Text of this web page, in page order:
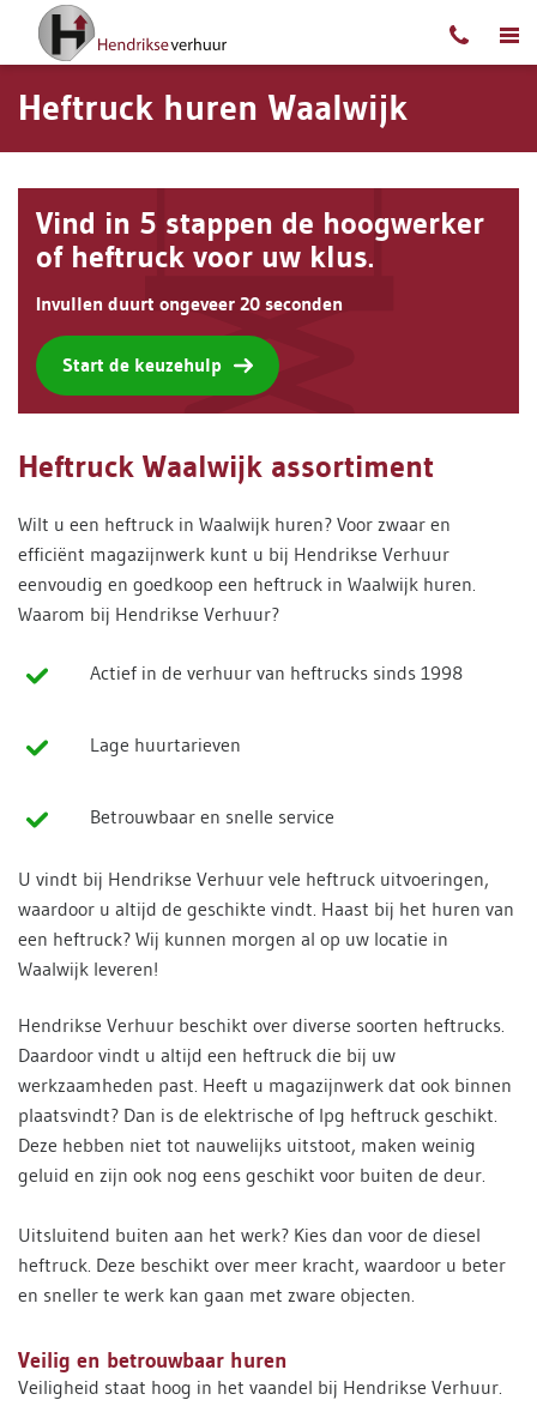
Ga naar content
Heftruck huren Waalwijk
Vind in 5 stappen de hoogwerker
of heftruck voor uw klus.
Invullen duurt ongeveer 20 seconden
Start de keuzehulp
Heftruck Waalwijk assortiment
Wilt u een heftruck in Waalwijk huren? Voor zwaar en
efficiënt magazijnwerk kunt u bij Hendrikse Verhuur
eenvoudig en goedkoop een heftruck in Waalwijk huren.
Waarom bij Hendrikse Verhuur?
Actief in de verhuur van heftrucks sinds 1998
Lage huurtarieven
Betrouwbaar en snelle service
U vindt bij Hendrikse Verhuur vele heftruck uitvoeringen,
waardoor u altijd de geschikte vindt. Haast bij het huren van
een heftruck? Wij kunnen morgen al op uw locatie in
Waalwijk leveren!
Hendrikse Verhuur beschikt over diverse soorten heftrucks.
Daardoor vindt u altijd een heftruck die bij uw
werkzaamheden past. Heeft u magazijnwerk dat ook binnen
plaatsvindt? Dan is de elektrische of lpg heftruck geschikt.
Deze hebben niet tot nauwelijks uitstoot, maken weinig
geluid en zijn ook nog eens geschikt voor buiten de deur.
Uitsluitend buiten aan het werk? Kies dan voor de diesel
heftruck. Deze beschikt over meer kracht, waardoor u beter
en sneller te werk kan gaan met zware objecten.
Veilig en betrouwbaar huren
Veiligheid staat hoog in het vaandel bij Hendrikse Verhuur.